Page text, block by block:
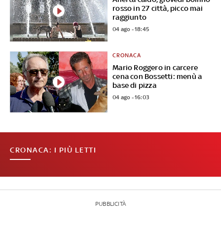
rosso in 27 città, picco mai
raggiunto
04 ago - 18:45
Mario Roggero in carcere
cena con Bossetti: menù a
base di pizza
CRONACA
04 ago - 16:03
CRONACA: I PIÙ LETTI
PUBBLICITÀ